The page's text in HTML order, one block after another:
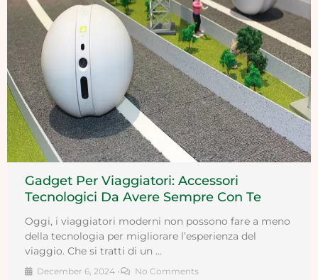
Gadget Per Viaggiatori: Accessori
Tecnologici Da Avere Sempre Con Te
Oggi, i viaggiatori moderni non possono fare a meno
della tecnologia per migliorare l’esperienza del
viaggio. Che si tratti di un …
December 6, 2024 • No Comments